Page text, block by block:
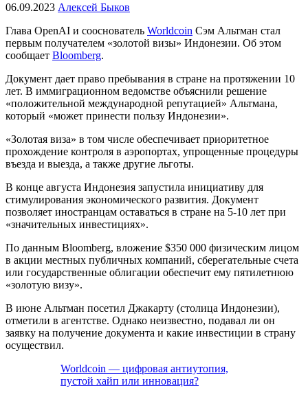
06.09.2023 Алексей Быков
Глава OpenAI и сооснователь Worldcoin Сэм Альтман стал
первым получателем «золотой визы» Индонезии. Об этом
сообщает Bloomberg.
Документ дает право пребывания в стране на протяжении 10
лет. В иммиграционном ведомстве объяснили решение
«положительной международной репутацией» Альтмана,
который «может принести пользу Индонезии».
«Золотая виза» в том числе обеспечивает приоритетное
прохождение контроля в аэропортах, упрощенные процедуры
въезда и выезда, а также другие льготы.
В конце августа Индонезия запустила инициативу для
стимулирования экономического развития. Документ
позволяет иностранцам оставаться в стране на 5-10 лет при
«значительных инвестициях».
По данным Bloomberg, вложение $350 000 физическим лицом
в акции местных публичных компаний, сберегательные счета
или государственные облигации обеспечит ему пятилетнюю
«золотую визу».
В июне Альтман посетил Джакарту (столица Индонезии),
отметили в агентстве. Однако неизвестно, подавал ли он
заявку на получение документа и какие инвестиции в страну
осуществил.
Worldcoin — цифровая антиутопия,
пустой хайп или инновация?